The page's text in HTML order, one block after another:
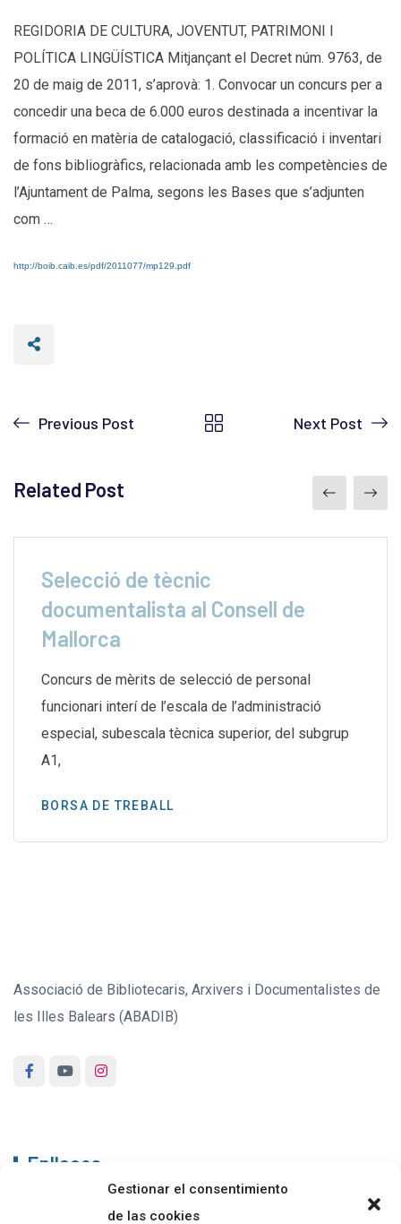
Gestionar el consentimiento
de las cookies
REGIDORIA DE CULTURA, JOVENTUT, PATRIMONI I
POLÍTICA LINGÜÍSTICA Mitjançant el Decret núm. 9763, de
20 de maig de 2011, s’aprovà: 1. Convocar un concurs per a
concedir una beca de 6.000 euros destinada a incentivar la
formació en matèria de catalogació, classificació i inventari
de fons bibliogràfics, relacionada amb les competències de
l’Ajuntament de Palma, segons les Bases que s’adjunten
com …
http://boib.caib.es/pdf/2011077/mp129.pdf
Previous Post Next Post
Related Post
Selecció de tècnic
documentalista al Consell de
Mallorca
Concurs de mèrits de selecció de personal
funcionari interí de l’escala de l’administració
especial, subescala tècnica superior, del subgrup
A1,
BORSA DE TREBALL
Associació de Bibliotecaris, Arxivers i Documentalistes de
les Illes Balears (ABADIB)
Enllaços